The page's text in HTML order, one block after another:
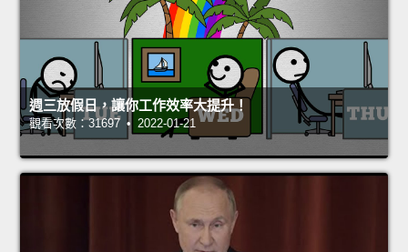
週三放假日，讓你工作效率大提升！
觀看次數：31697 • 2022-01-21